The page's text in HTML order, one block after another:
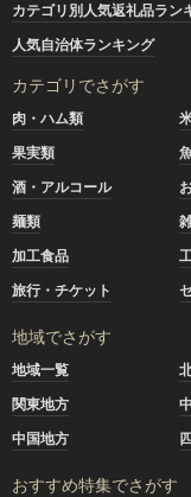
カテゴリ別人気返礼品ラン
人気自治体ランキング
カテゴリでさがす
肉・ハム類
果実類
酒・アルコール
麺類
加工食品
旅行・チケット
地域でさがす
地域一覧
関東地方
中国地方
おすすめ特集でさがす